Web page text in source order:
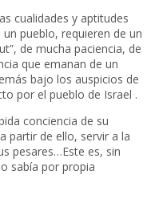
cualidades y aptitudes
pueblo, requieren de un
de mucha paciencia, de
que emanan de un
bajo los auspicios de
por el pueblo de Israel .
conciencia de su
partir de ello, servir a la
pesares…Este es, sin
sabía por propia